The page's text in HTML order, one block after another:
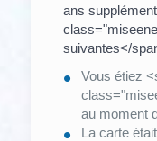
ans
suivantes</
Vous étiez
au moment
La carte